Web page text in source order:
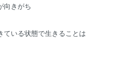
向きがち
ている状態で生きることは